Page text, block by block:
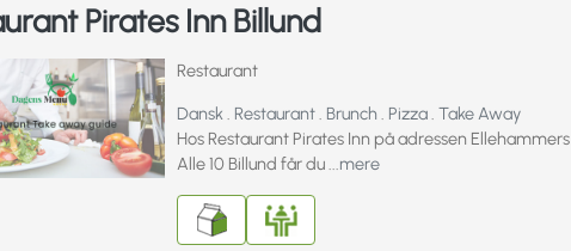
Pirates Inn Billund
Restaurant
Dansk. Restaurant. Brunch . Pizza. Take Away
Hos Restaurant Pirates Inn på adressen Ellehammers
Alle 10 Billund får du ...mere